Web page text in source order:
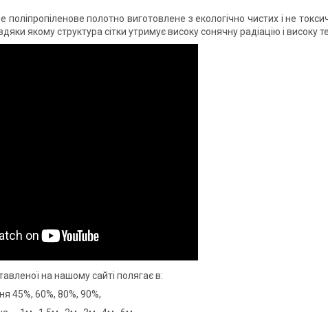
поліпропіленове полотно виготовлене з екологічно чистих і не
якому структура сітки утримує високу сонячну радіацію і високу
на нашому сайті полягає в:
45%, 60%, 80%, 90%,